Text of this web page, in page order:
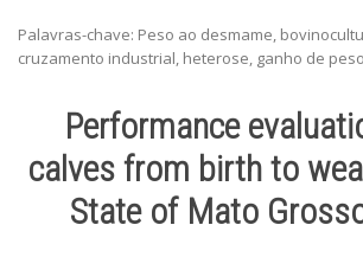
Palavras-chave: Peso ao desmame,
cruzamento industrial, heterose, ganho de
Performance
calves from birth to
State of Mato